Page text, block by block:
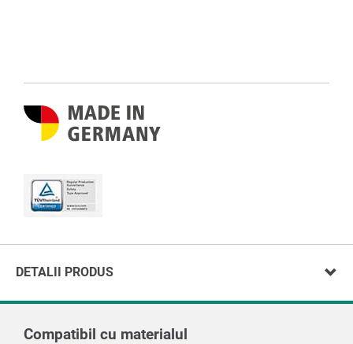
DETALII PRODUS
Compatibil cu materialul